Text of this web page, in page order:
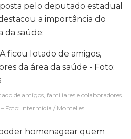
pelo deputado estadual
a importância do
da saúde:
de amigos, familiares e colaboradores
Foto: Intermídia / Montelles
homenagear quem